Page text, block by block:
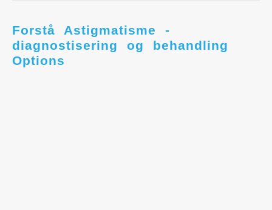
Forstå Astigmatisme -
diagnostisering og behandling
Options